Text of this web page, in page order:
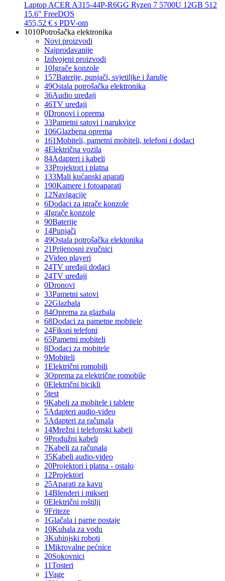
Laptop ACER A315-44P-R6GG Ryzen 7 5700U 12GB 512
15.6" FreeDOS
455,52 € s PDV-om
1010Potrošačka elektronika
Novi proizvodi
Najprodavanije
Izdvojeni proizvodi
10Igrače konzole
157Baterije, punjači, svjetiljke i žarulje
49Ostala potrošačka elektronika
36Audio uređaji
46TV uređaji
0Dronovi i oprema
33Pametni satovi i narukvice
106Glazbena oprema
161Mobiteli, pametni mobiteli, telefoni i dodaci
4Električna vozila
84Adapteri i kabeli
33Projektori i platna
133Mali kućanski aparati
190Kamere i fotoaparati
12Navigacije
6Dodaci za igrače konzole
4Igrače konzole
90Baterije
14Punjači
49Ostala potrošačka elektonika
21Prijenosni zvučnici
2Video playeri
24TV uređaji dodaci
24TV uređaji
0Dronovi
33Pametni satovi
22Glazbala
84Oprema za glazbala
68Dodaci za pametne mobitele
24Fiksni telefoni
65Pametni mobiteli
8Dodaci za mobitele
9Mobiteli
1Električni romobili
3Oprema za električne romobile
0Električni bicikli
5test
9Kabeli za mobitele i tablete
5Adapteri audio-video
5Adapteri za računala
14Mrežni i telefonski kabeli
9Produžni kabeli
7Kabeli za računala
35Kabeli audio-video
20Projektori i platna - ostalo
12Projektori
25Aparati za kavu
14Blenderi i mikseri
0Električni roštilji
9Friteze
1Glačala i parne postaje
10Kuhala za vodu
3Kuhinjski roboti
1Mikrovalne pećnice
20Sokovnici
11Tosteri
1Vage